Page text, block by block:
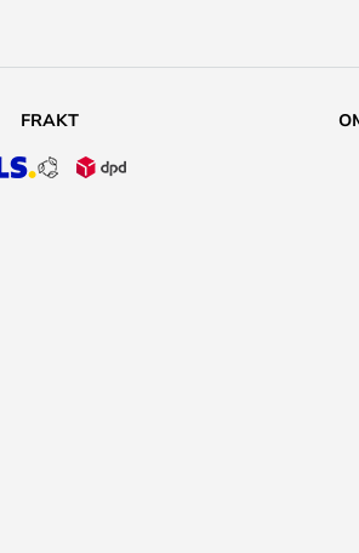
FRAKT